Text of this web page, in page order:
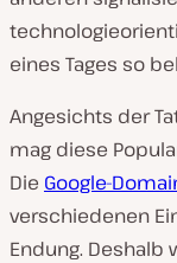
eines Tages so
Angesichts der
mag diese
Die Google-
verschiedenen
Endung. Deshalb